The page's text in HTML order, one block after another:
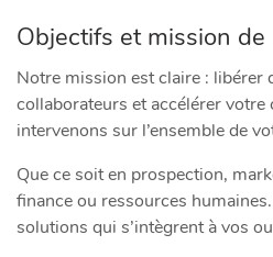
Objectifs et mission
Notre mission est claire : libérer
collaborateurs et accélérer votre
intervenons sur l’ensemble de
Que ce soit en prospection,
finance ou ressources
solutions qui s’intègrent à vos